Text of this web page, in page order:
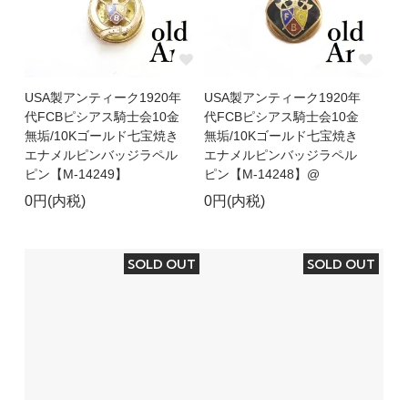
USA製アンティーク1920年
代FCBピシアス騎士会10金
無垢/10Kゴールド七宝焼き
エナメルピンバッジラペル
ピン【M-14249】
0円(内税)
USA製アンティーク1920年
代FCBピシアス騎士会10金
無垢/10Kゴールド七宝焼き
エナメルピンバッジラペル
ピン【M-14248】@
0円(内税)
SOLD OUT SOLD OUT